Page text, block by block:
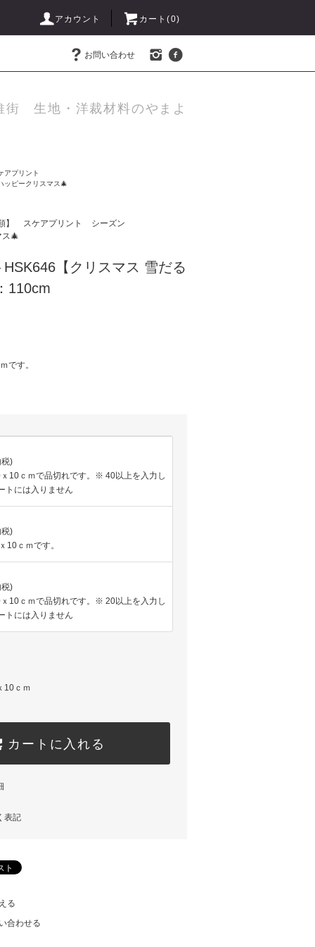
アカウント カート(0)
お問い合わせ
街 生地・洋裁材料のやまよ
アプリント
ッピークリスマス🎄
】 スケアプリント
シーズン
🎄
【クリスマス 雪だる
110cm
です。
)
10ｃｍで品切れです。※ 40以上を入力し
トには入りません
)
10ｃｍです。
)
10ｃｍで品切れです。※ 20以上を入力し
トには入りません
10ｃｍ
カートに入れる
表記
る
合わせる